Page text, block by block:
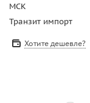
МСК
Транзит импорт
Хотите дешевле?